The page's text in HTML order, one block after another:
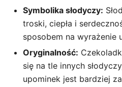
Symbolika słodyczy:
troski, ciepła i
sposobem na wyrażenie
Oryginalność:
się na tle innych
upominek jest bardziej